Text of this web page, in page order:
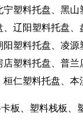
塑料托盘、黑
辽阳塑料托盘
塑料托盘、凌
塑料托盘、普
仁塑料托盘、
板、塑料栈板